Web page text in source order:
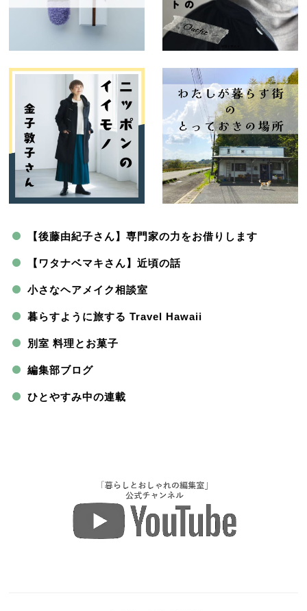
【後藤由紀子さん】専門家の力をお借りします
【ワタナベマキさん】近頃の話
小さなヘアメイク相談室
暮らすように旅する Travel Hawaii
別室 料理とお菓子
編集部ブログ
ひとやすみ中の連載